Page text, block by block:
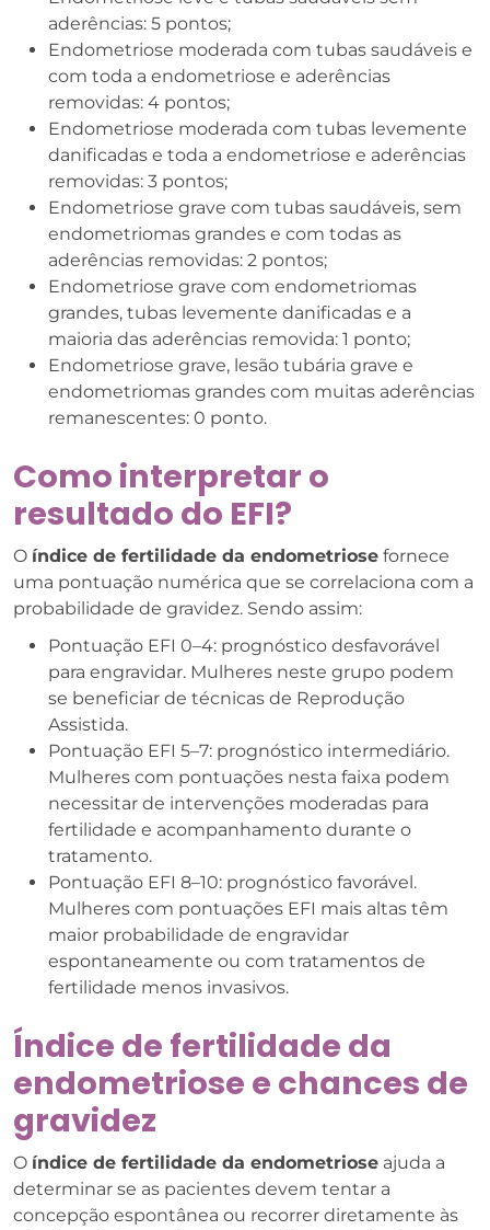
aderências: 5 pontos;
Endometriose moderada com tubas saudáveis ​​e
com toda a endometriose e aderências
removidas: 4 pontos;
Endometriose moderada com tubas levemente
danificadas e toda a endometriose e aderências
removidas: 3 pontos;
Endometriose grave com tubas saudáveis, sem
endometriomas grandes e com todas as
aderências removidas: 2 pontos;
Endometriose grave com endometriomas
grandes, tubas levemente danificadas e a
maioria das aderências removida: 1 ponto;
Endometriose grave, lesão tubária grave e
endometriomas grandes com muitas aderências
remanescentes: 0 ponto.
Como interpretar o
resultado do EFI?
O índice de fertilidade da endometriose fornece
uma pontuação numérica que se correlaciona com a
probabilidade de gravidez. Sendo assim:
Pontuação EFI 0–4: prognóstico desfavorável
para engravidar. Mulheres neste grupo podem
se beneficiar de técnicas de Reprodução
Assistida.
Pontuação EFI 5–7: prognóstico intermediário.
Mulheres com pontuações nesta faixa podem
necessitar de intervenções moderadas para
fertilidade e acompanhamento durante o
tratamento.
Pontuação EFI 8–10: prognóstico favorável.
Mulheres com pontuações EFI mais altas têm
maior probabilidade de engravidar
espontaneamente ou com tratamentos de
fertilidade menos invasivos.
Índice de fertilidade da
endometriose e chances de
gravidez
O índice de fertilidade da endometriose ajuda a
determinar se as pacientes devem tentar a
concepção espontânea ou recorrer diretamente às